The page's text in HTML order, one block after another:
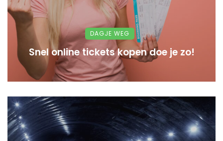
DAGJE WEG
Snel online tickets kopen doe je zo!